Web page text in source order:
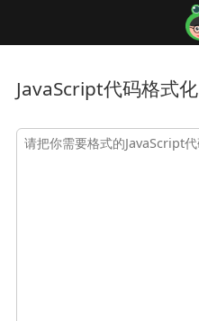
JavaScript代码格式化